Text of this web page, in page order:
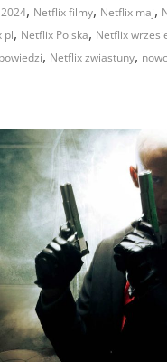
, Netflix filmy, Netflix maj,
pl, Netflix Polska, Netflix
, Netflix zwiastuny,